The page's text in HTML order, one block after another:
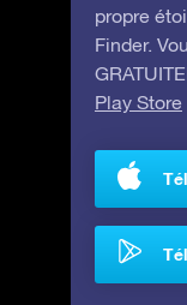
propre
Finder.
Play Store